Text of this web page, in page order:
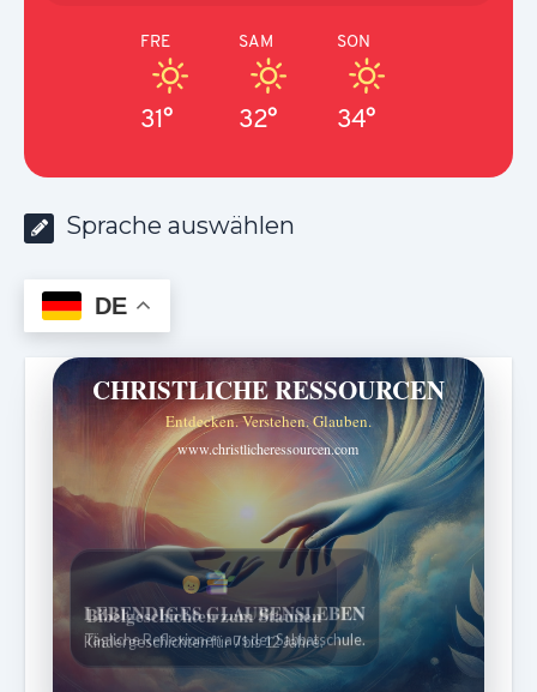
FRE
31°
SAM
32°
SON
34°
Sprache auswählen
DE
CHRISTLICHE RESSOURCEN
Entdecken. Verstehen. Glauben.
www.christlicheressourcen.com
Bibelgeschichten zum Staunen
Kindergeschichten für 7 bis 12 Jahre.